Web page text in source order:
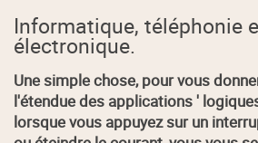
Informatique, téléphonie
électronique.
Une simple chose, pour vous
l'étendue des applications '
lorsque vous appuyez sur un